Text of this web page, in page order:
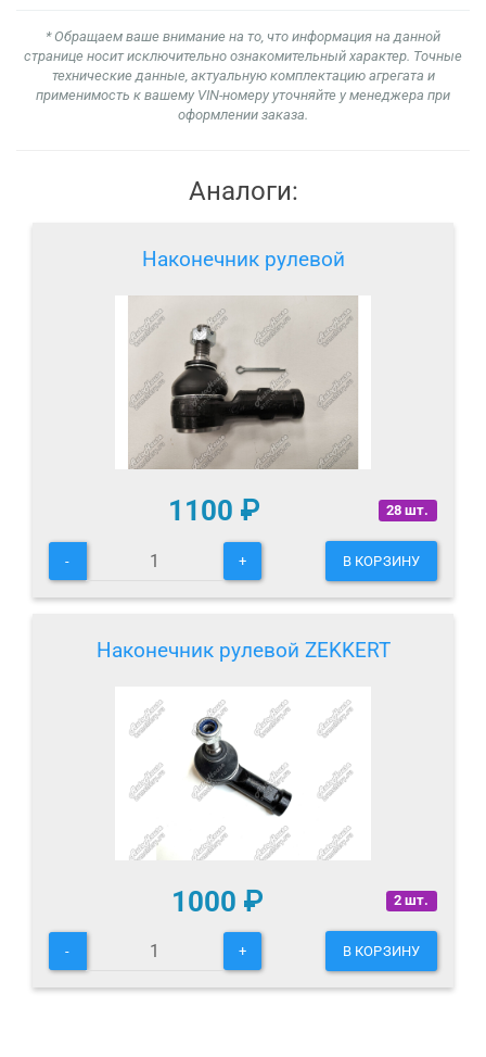
* Обращаем ваше внимание на то, что информация на данной
странице носит исключительно ознакомительный характер. Точные
технические данные, актуальную комплектацию агрегата и
применимость к вашему VIN-номеру уточняйте у менеджера при
оформлении заказа.
Аналоги:
Наконечник рулевой
28 шт.
1100 ₽
- + В КОРЗИНУ
Наконечник рулевой ZEKKERT
2 шт.
1000 ₽
- + В КОРЗИНУ